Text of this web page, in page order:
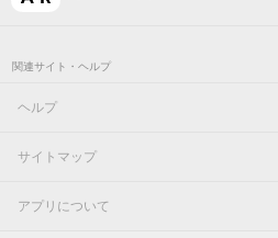
関連サイト・ヘルプ
ヘルプ
サイトマップ
アプリについて